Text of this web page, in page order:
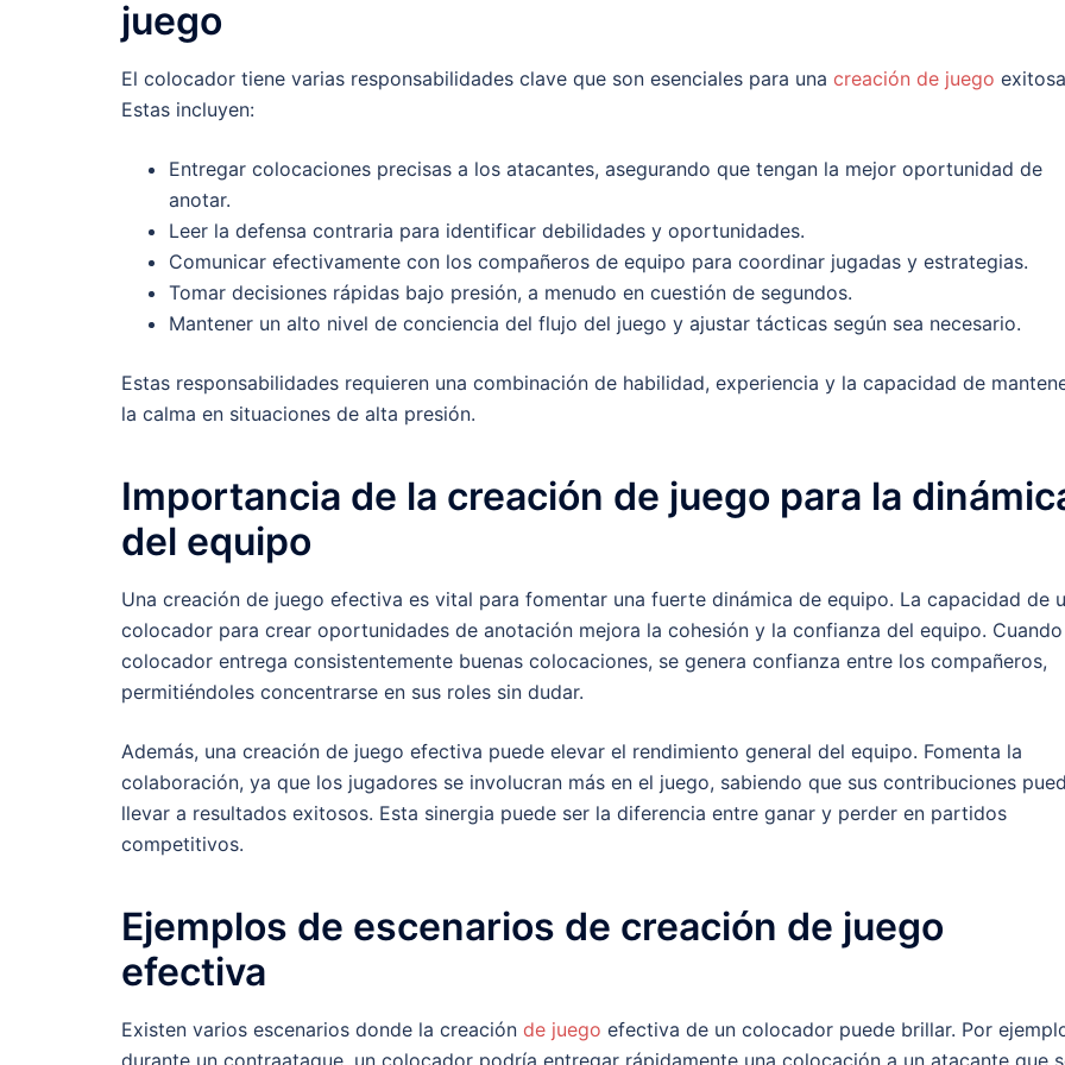
juego
El colocador tiene varias responsabilidades clave que son esenciales para una creación de juego
Estas incluyen:
Entregar colocaciones precisas a los atacantes, asegurando que tengan la mejor oportunidad de
anotar.
Leer la defensa contraria para identificar debilidades y oportunidades.
Comunicar efectivamente con los compañeros de equipo para coordinar jugadas y estrategias.
Tomar decisiones rápidas bajo presión, a menudo en cuestión de segundos.
Mantener un alto nivel de conciencia del flujo del juego y ajustar tácticas según sea necesario.
Estas responsabilidades requieren una combinación de habilidad, experiencia y la capacidad de
la calma en situaciones de alta presión.
Importancia de la creación de juego para la
del equipo
Una creación de juego efectiva es vital para fomentar una fuerte dinámica de equipo. La capacidad de
colocador para crear oportunidades de anotación mejora la cohesión y la confianza del equipo.
colocador entrega consistentemente buenas colocaciones, se genera confianza entre los compañeros,
permitiéndoles concentrarse en sus roles sin dudar.
Además, una creación de juego efectiva puede elevar el rendimiento general del equipo. Fomenta la
colaboración, ya que los jugadores se involucran más en el juego, sabiendo que sus contribuciones
llevar a resultados exitosos. Esta sinergia puede ser la diferencia entre ganar y perder en partidos
competitivos.
Ejemplos de escenarios de creación de juego
efectiva
Existen varios escenarios donde la creación de juego efectiva de un colocador puede brillar. Por